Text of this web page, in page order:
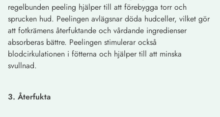
regelbunden peeling hjälper till att förebygga torr och
sprucken hud. Peelingen avlägsnar döda hudceller, vilket gör
att fotkrämens återfuktande och vårdande ingredienser
absorberas bättre. Peelingen stimulerar också
blodcirkulationen i fötterna och hjälper till att minska
svullnad.
3. Återfukta